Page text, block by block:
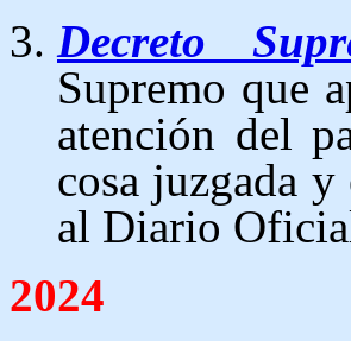
Decreto
Supremo que
atención del
cosa juzgada
al Diario
2024